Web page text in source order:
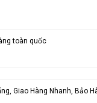
toàn quốc
Giao Hàng Nhanh, Bảo